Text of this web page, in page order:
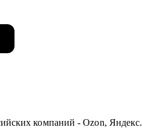
компаний - Ozon, Яндекс.